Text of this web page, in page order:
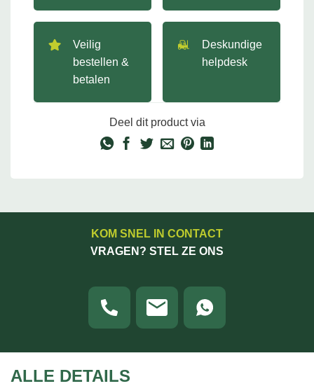
Veilig
bestellen &
betalen
Deskundige
helpdesk
Deel dit product via
KOM SNEL IN CONTACT
VRAGEN? STEL ZE ONS
ALLE DETAILS